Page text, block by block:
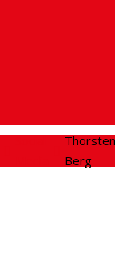
Thorsten
Berg